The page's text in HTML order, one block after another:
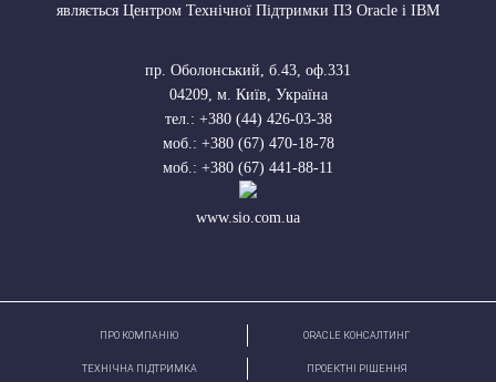
являється Центром Технічної Підтримки ПЗ Oracle і IBM
пр. Оболонський, б.43, оф.331
04209, м. Київ, Україна
тел.: +380 (44) 426-03-38
моб.: +380 (67) 470-18-78
моб.: +380 (67) 441-88-11
www.sio.com.ua
ПРО КОМПАНІЮ ORACLE КОНСАЛТИНГ
ТЕХНІЧНА ПІДТРИМКА ПРОЕКТНІ РІШЕННЯ